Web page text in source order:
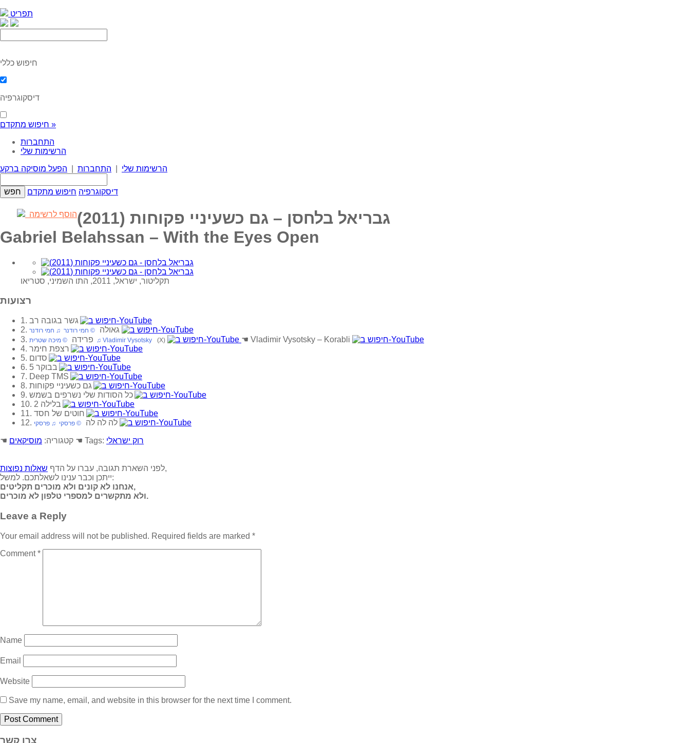
תפריט
חיפוש כללי
חיפוש מתקדם »
התחברות
הרשימות שלי
הרשימות שלי
התחברות הפעל מוסיקה ברקע
דיסקוגרפיה חיפוש מתקדם
הוסף לרשימה
גבריאל בלחסן – גם כשעיניי פקוחות (2011)
Gabriel Belahssan – With the Eyes Open
תקליטור, ישראל, 2011, התו השמיני, סטריאו
רצועות
1. גשר בגובה רב
2. גאולה ‏ © חמי רודנר‏ ♫ חמי רודנר
3. פרידה ‏ © מיכה שטרית‏ ♫ Vladimir Vysotsky (X) ☚ Vladimir Vysotsky – Korabli
4. רצפת חימר
5. סדום
6. 5 בבוקר
7. Deep TMS
8. גם כשעיניי פקוחות
9. כל הסודות שלי נשרפים בשמש
10. 2 בלילה
11. חוטים של חסד
12. לה לה לה ‏ © פרסקי‏ ♫ פרסקי
☚ קטגוריה: מוסיקאים ☚ Tags: רוק ישראלי
לפני השארת תגובה, עברו על הדף שאלות נפוצות
,
ייתכן וכבר ענינו לשאלתכם. למשל:
אנחנו לא קונים ולא מוכרים תקליטים,
ולא מתקשרים למספרי טלפון לא מוכרים.
Leave a Reply
Your email address will not be published. Required fields are marked *
Comment*
Name
Email
Website
Save my name, email, and website in this browser for the next time I comment.
צרו קשר